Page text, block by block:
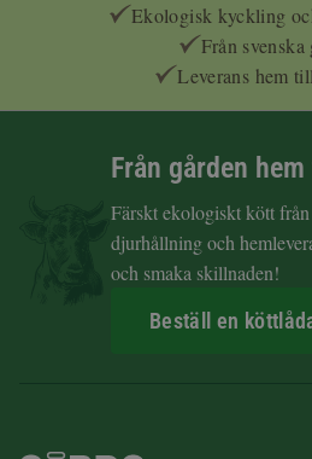
Ekologisk kyckling
Från svenska
Leverans hem
Från gården
Färskt ekologiskt kött
djurhållning och
och smaka skillnaden!
Beställ en